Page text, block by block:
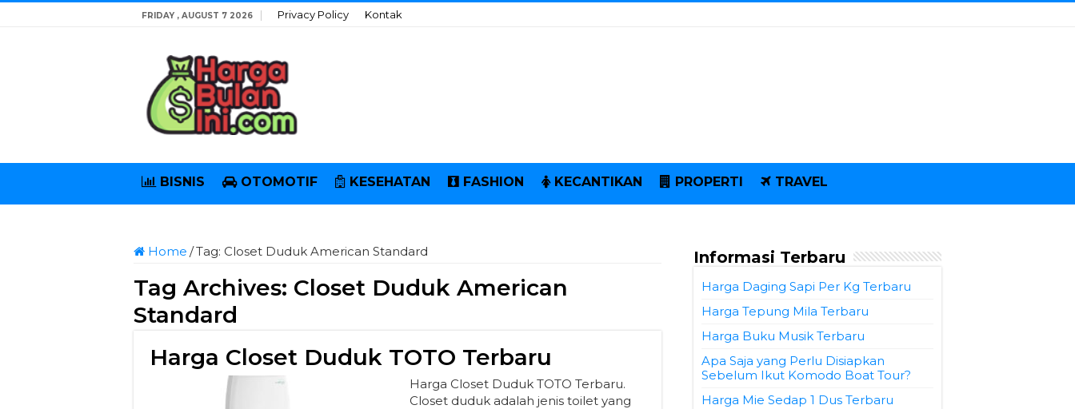
FRIDAY , AUGUST 7 2026 Privacy Policy Kontak
BISNIS OTOMOTIF KESEHATAN FASHION KECANTIKAN PROPERTI TRAVEL
Home /Tag: Closet Duduk American Standard
Tag Archives: Closet Duduk American
Standard
Harga Closet Duduk TOTO Terbaru
Harga Closet Duduk TOTO Terbaru.
Closet duduk adalah jenis toilet yang
Informasi Terbaru
Harga Daging Sapi Per Kg Terbaru
Harga Tepung Mila Terbaru
Harga Buku Musik Terbaru
Apa Saja yang Perlu Disiapkan
Sebelum Ikut Komodo Boat Tour?
Harga Mie Sedap 1 Dus Terbaru